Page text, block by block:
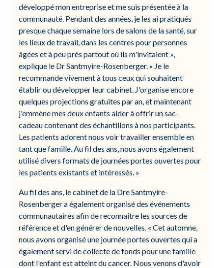
développé mon entreprise et me suis présentée à la
communauté. Pendant des années, je les ai pratiqués
presque chaque semaine lors de salons de la santé, sur
les lieux de travail, dans les centres pour personnes
âgées et à peu près partout où ils m'invitaient »,
explique le Dr Santmyire-Rosenberger. « Je le
recommande vivement à tous ceux qui souhaitent
établir ou développer leur cabinet. J'organise encore
quelques projections gratuites par an, et maintenant
j'emmène mes deux enfants aider à offrir un sac-
cadeau contenant des échantillons à nos participants.
Les patients adorent nous voir travailler ensemble en
tant que famille. Au fil des ans, nous avons également
utilisé divers formats de journées portes ouvertes pour
les patients existants et intéressés. »
Au fil des ans, le cabinet de la Dre Santmyire-
Rosenberger a également organisé des événements
communautaires afin de reconnaître les sources de
référence et d'en générer de nouvelles. « Cet automne,
nous avons organisé une journée portes ouvertes qui a
également servi de collecte de fonds pour une famille
dont l'enfant est atteint du cancer. Nous venons d'avoir